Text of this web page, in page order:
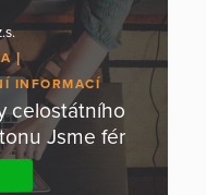
INFORMACÍ
celostátního
Jsme fér